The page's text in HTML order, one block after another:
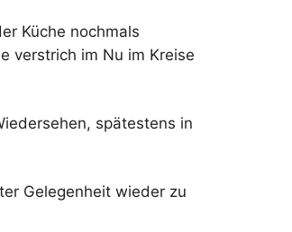
Küche nochmals
verstrich im Nu im Kreise
spätestens in
Gelegenheit wieder zu